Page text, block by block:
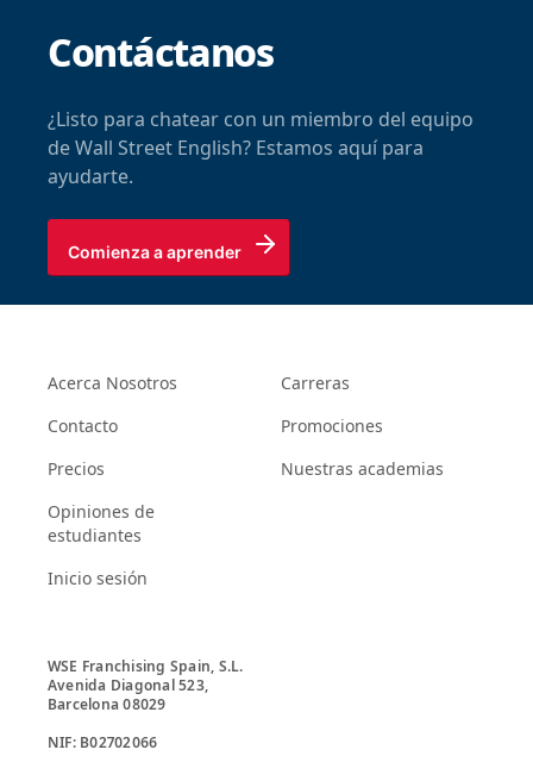
Contáctanos
¿Listo para chatear con un miembro del equipo
de Wall Street English? Estamos aquí para
ayudarte.
Comienza a aprender
Acerca Nosotros
Contacto
Precios
Opiniones de
estudiantes
Inicio sesión
Carreras
Promociones
Nuestras academias
WSE Franchising Spain, S.L.
Avenida Diagonal 523,
Barcelona 08029